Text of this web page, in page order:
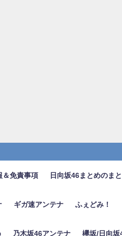
免責事項 日向坂46まとめのま
ギガ速アンテナ ふぇどみ！
乃木坂46アンテナ 欅坂/日向坂